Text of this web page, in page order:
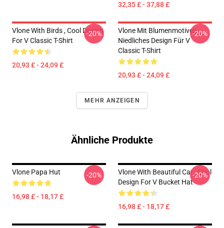
32,35 £ - 37,88 £
Vlone With Birds , Cool Design
For V Classic T-Shirt
20,93 £ - 24,09 £
-20%
Vlone Mit Blumenmotiven ,
Niedliches Design Für V
Classic T-Shirt
20,93 £ - 24,09 £
-20%
MEHR ANZEIGEN
Ähnliche Produkte
Vlone Papa Hut
16,98 £ - 18,17 £
-20%
Vlone With Beautiful Cat , Cool
Design For V Bucket Hat
16,98 £ - 18,17 £
-20%